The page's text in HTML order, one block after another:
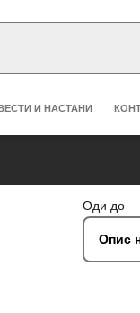
И НАСТАНИ
Оди до
Опис